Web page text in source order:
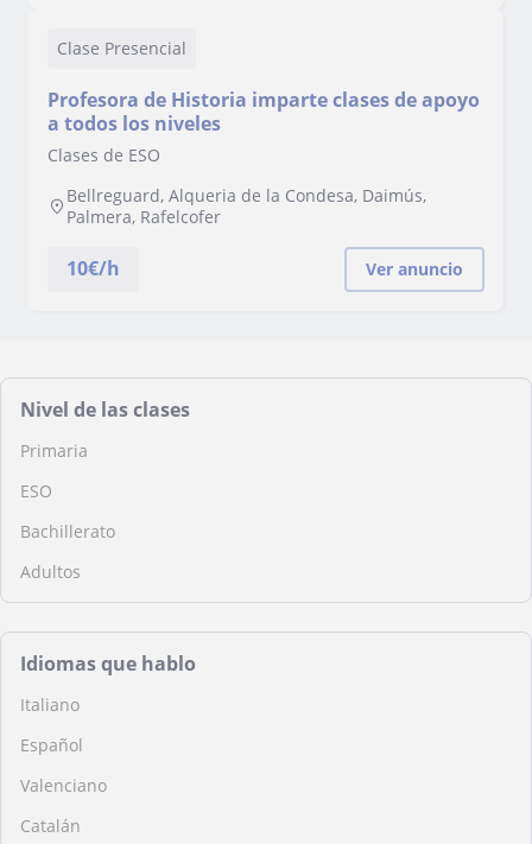
Clase Presencial
Profesora de Historia imparte clases de apoyo
a todos los niveles
Clases de ESO
Bellreguard, Alqueria de la Condesa, Daimús,
Palmera, Rafelcofer
10€/h Ver anuncio
Nivel de las clases
Primaria
ESO
Bachillerato
Adultos
Idiomas que hablo
Italiano
Español
Valenciano
Catalán